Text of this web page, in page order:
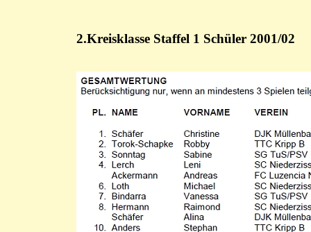
2.Kreisklasse Staffel 1 Schüler 2001/02